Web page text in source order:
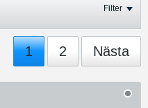
Filter
1 2 Nästa